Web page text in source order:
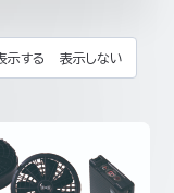
示する 表示しない